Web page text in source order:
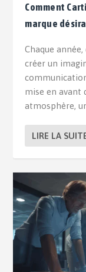
Comment
marque
Chaque
créer un
mise en avant
atmosphère,
LIRE LA